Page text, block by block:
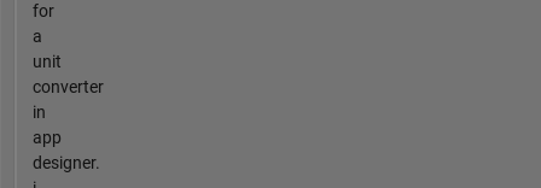
for
a
unit
converter
in
app
designer.